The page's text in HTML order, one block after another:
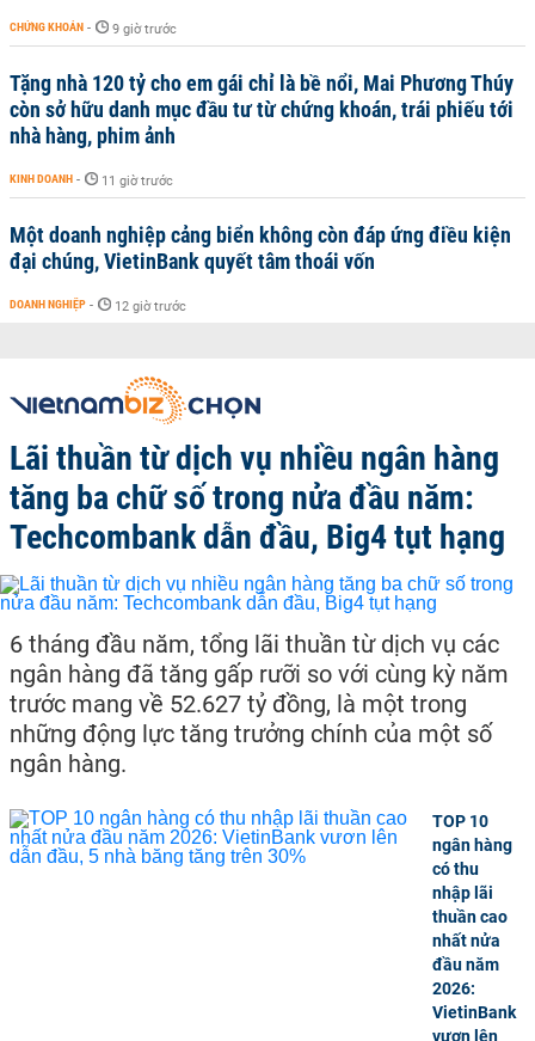
CHỨNG KHOÁN - 9 giờ trước
Tặng nhà 120 tỷ cho em gái chỉ là bề nổi, Mai Phương Thúy
còn sở hữu danh mục đầu tư từ chứng khoán, trái phiếu tới
nhà hàng, phim ảnh
KINH DOANH - 11 giờ trước
Một doanh nghiệp cảng biển không còn đáp ứng điều kiện
đại chúng, VietinBank quyết tâm thoái vốn
DOANH NGHIỆP - 12 giờ trước
Lãi thuần từ dịch vụ nhiều ngân hàng
tăng ba chữ số trong nửa đầu năm:
Techcombank dẫn đầu, Big4 tụt hạng
6 tháng đầu năm, tổng lãi thuần từ dịch vụ các
ngân hàng đã tăng gấp rưỡi so với cùng kỳ năm
trước mang về 52.627 tỷ đồng, là một trong
những động lực tăng trưởng chính của một số
ngân hàng.
TOP 10
ngân hàng
có thu
nhập lãi
thuần cao
nhất nửa
đầu năm
2026:
VietinBank
vươn lên